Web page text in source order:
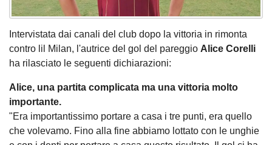
Intervistata dai canali del club dopo la vittoria in rimonta
contro lil Milan, l'autrice del gol del pareggio Alice Corelli
ha rilasciato le seguenti dichiarazioni:
Alice, una partita complicata ma una vittoria molto
importante.
"Era importantissimo portare a casa i tre punti, era quello
che volevamo. Fino alla fine abbiamo lottato con le unghie